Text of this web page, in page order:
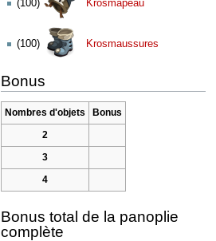
(100) Krosmapeau
(100) Krosmaussures
Bonus
Nombres d'objets
Bonus
2
3
4
Bonus total de la panoplie
complète